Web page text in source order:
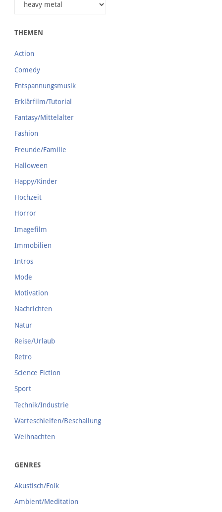
THEMEN
Action
Comedy
Entspannungsmusik
Erklärfilm/Tutorial
Fantasy/Mittelalter
Fashion
Freunde/Familie
Halloween
Happy/Kinder
Hochzeit
Horror
Imagefilm
Immobilien
Intros
Mode
Motivation
Nachrichten
Natur
Reise/Urlaub
Retro
Science Fiction
Sport
Technik/Industrie
Warteschleifen/Beschallung
Weihnachten
GENRES
Akustisch/Folk
Ambient/Meditation